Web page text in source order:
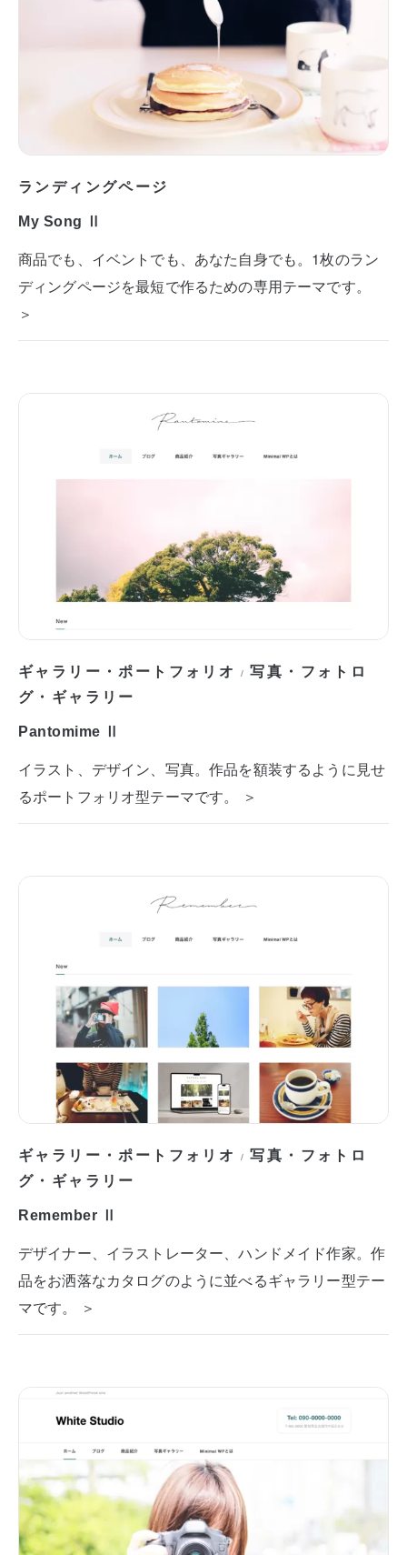
ランディングページ
My Song Ⅱ
商品でも、イベントでも、あなた自身でも。1枚のラン
ディングページを最短で作るための専用テーマです。
＞
ギャラリー・ポートフォリオ /写真・フォトロ
グ・ギャラリー
Pantomime Ⅱ
イラスト、デザイン、写真。作品を額装するように見せ
るポートフォリオ型テーマです。 ＞
ギャラリー・ポートフォリオ /写真・フォトロ
グ・ギャラリー
Remember Ⅱ
デザイナー、イラストレーター、ハンドメイド作家。作
品をお洒落なカタログのように並べるギャラリー型テー
マです。 ＞